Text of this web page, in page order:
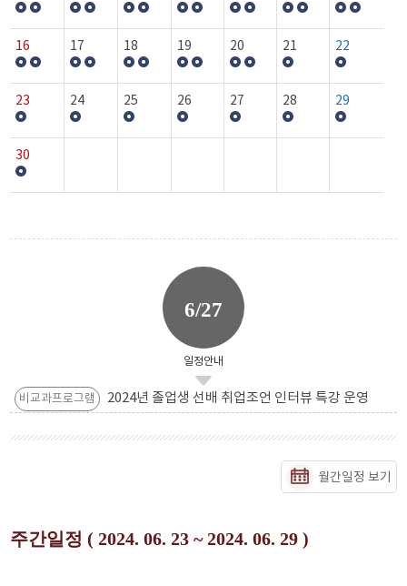
16 17 18 19 20 21 22
23 24 25 26 27 28 29
30
6/27
일정안내
비교과프로그램 2024년 졸업생 선배 취업조언 인터뷰 특강 운영
월간일정 보기
주간일정 ( 2024. 06. 23 ~ 2024. 06. 29 )